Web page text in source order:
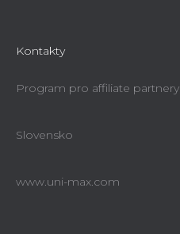
Kontakty
Program pro affiliate partnery
Slovensko
www.uni-max.com